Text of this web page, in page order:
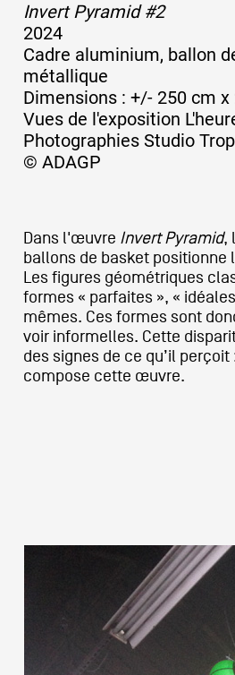
Artistes
Année
Collection
Candidater
Invert Pyramid #2
2024
Cadre aluminium, ballon
métallique
Dimensions : +/- 250 cm x
Vues de l'exposition
Photographies Studio
© ADAGP
Dans l'œuvre Invert Pyramid,
ballons de basket
Les figures géométriques
formes « parfaites », «
mêmes. Ces formes sont
voir informelles. Cette
des signes de ce qu’il
compose cette œuvre.